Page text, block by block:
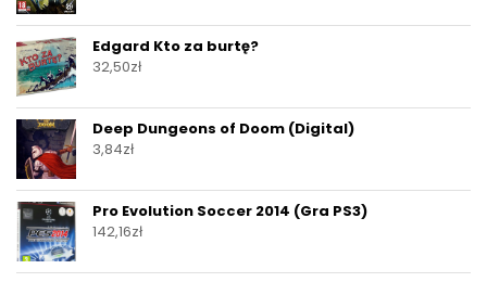
Edgard Kto za burtę?
32,50zł
Deep Dungeons of Doom (Digital)
3,84zł
Pro Evolution Soccer 2014 (Gra PS3)
142,16zł